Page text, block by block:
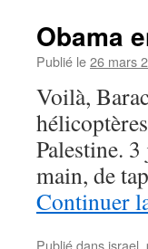
Obama
Publié le26 mars
Voilà,
Palestine.
main, de
Continuer
Publié dans israel,